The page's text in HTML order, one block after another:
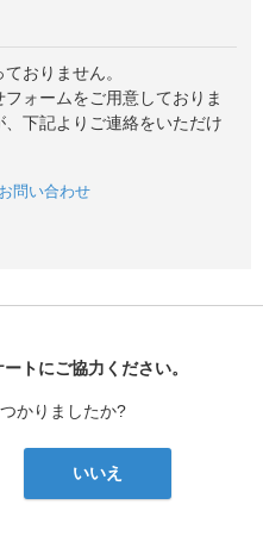
おりません。
ォームをご用意しておりま
下記よりご連絡をいただけ
問い合わせ
トにご協力ください。
かりましたか?
いいえ